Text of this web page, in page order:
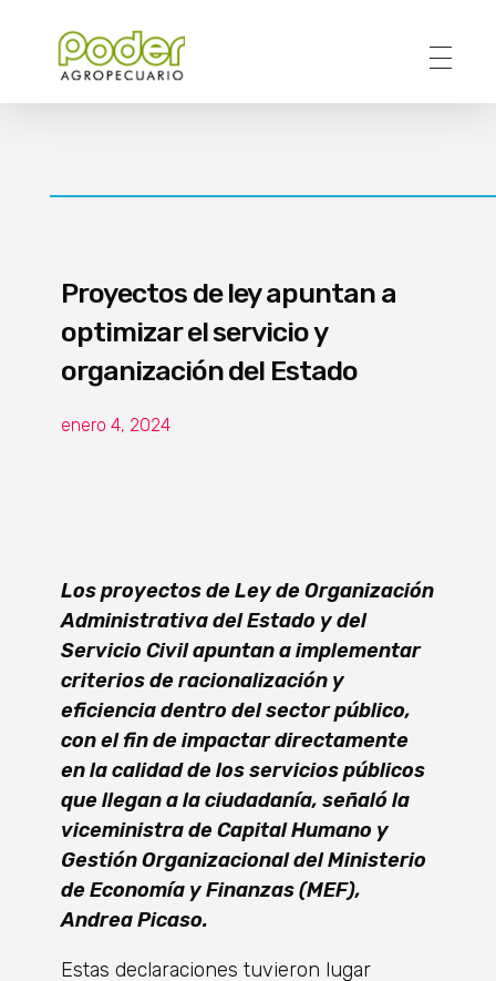
Proyectos de ley apuntan a
optimizar el servicio y
organización del Estado
enero 4, 2024
Los proyectos de Ley de Organización
Administrativa del Estado y del
Servicio Civil apuntan a implementar
criterios de racionalización y
eficiencia dentro del sector público,
con el fin de impactar directamente
en la calidad de los servicios públicos
que llegan a la ciudadanía, señaló la
viceministra de Capital Humano y
Gestión Organizacional del Ministerio
de Economía y Finanzas (MEF),
Andrea Picaso.
Estas declaraciones tuvieron lugar